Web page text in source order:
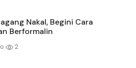
Nakal, Begini Cara
Berformalin
2